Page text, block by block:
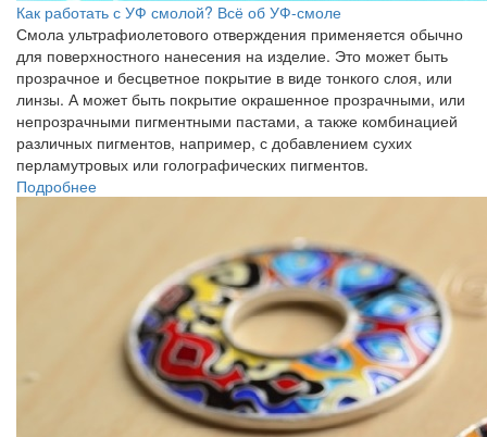
Как работать с УФ смолой? Всё об УФ-смоле
Смола ультрафиолетового отверждения применяется обычно
для поверхностного нанесения на изделие. Это может быть
прозрачное и бесцветное покрытие в виде тонкого слоя, или
линзы. А может быть покрытие окрашенное прозрачными, или
непрозрачными пигментными пастами, а также комбинацией
различных пигментов, например, с добавлением сухих
перламутровых или голографических пигментов.
Подробнее